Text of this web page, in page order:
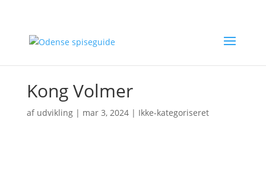
Kong Volmer
af udvikling| mar 3, 2024| Ikke-kategoriseret